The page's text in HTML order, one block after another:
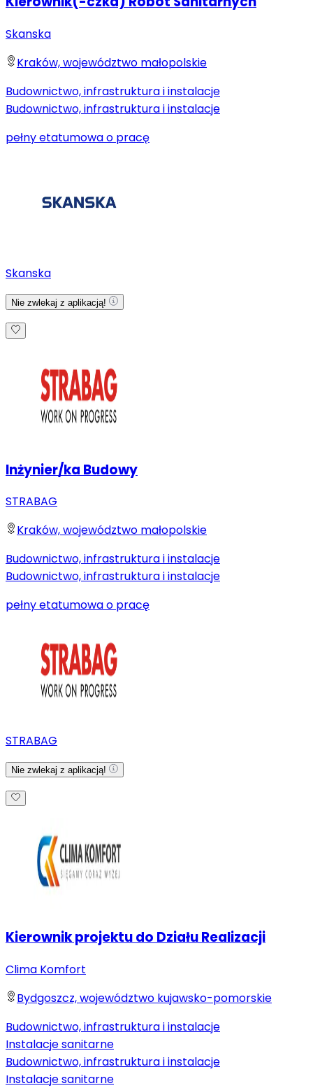
Skanska
Kraków, województwo małopolskie
Budownictwo, infrastruktura i instalacje
Budownictwo, infrastruktura i instalacje
pełny etatumowa o pracę
Skanska
Nie zwlekaj z aplikacją!
Inżynier/ka Budowy
STRABAG
Kraków, województwo małopolskie
Budownictwo, infrastruktura i instalacje
Budownictwo, infrastruktura i instalacje
pełny etatumowa o pracę
STRABAG
Nie zwlekaj z aplikacją!
Kierownik projektu do Działu Realizacji
Clima Komfort
Bydgoszcz, województwo kujawsko-pomorskie
Budownictwo, infrastruktura i instalacje
Instalacje sanitarne
Budownictwo, infrastruktura i instalacje
Instalacje sanitarne